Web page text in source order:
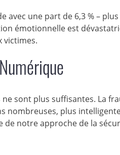
avec une part de 6,3 % –
émotionnelle est
victimes.
sont plus suffisantes. La
nombreuses, plus
notre approche de la